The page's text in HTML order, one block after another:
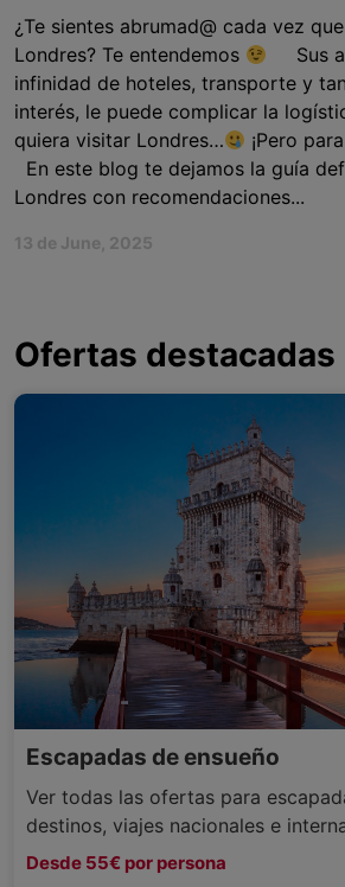
¿Te sientes abrumad@ cada vez
Londres? Te entendemos
Sus
infinidad de hoteles, transporte y
interés, le puede complicar la
quiera visitar Londres…
¡Pero
En este blog te dejamos la guía
Londres con recomendaciones...
13 de June, 2025
Ofertas destacadas
Escapadas de ensueño
Ver todas las ofertas para
destinos, viajes nacionales e
Desde 55€ por persona